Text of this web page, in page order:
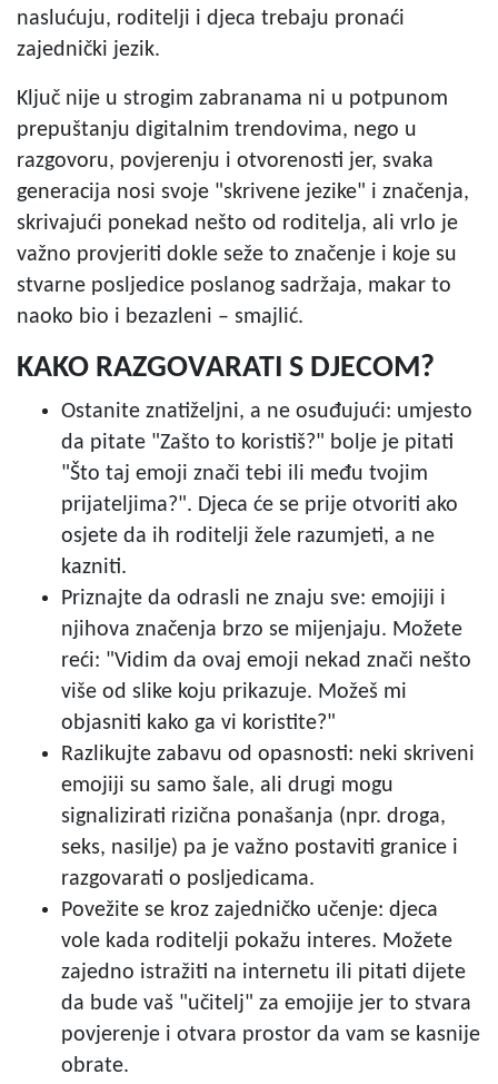
naslućuju, roditelji i djeca trebaju pronaći
zajednički jezik.
Ključ nije u strogim zabranama ni u potpunom
prepuštanju digitalnim trendovima, nego u
razgovoru, povjerenju i otvorenosti jer, svaka
generacija nosi svoje "skrivene jezike" i značenja,
skrivajući ponekad nešto od roditelja, ali vrlo je
važno provjeriti dokle seže to značenje i koje su
stvarne posljedice poslanog sadržaja, makar to
naoko bio i bezazleni – smajlić.
KAKO RAZGOVARATI S DJECOM?
Ostanite znatiželjni, a ne osuđujući: umjesto
da pitate "Zašto to koristiš?" bolje je pitati
"Što taj emoji znači tebi ili među tvojim
prijateljima?". Djeca će se prije otvoriti ako
osjete da ih roditelji žele razumjeti, a ne
kazniti.
Priznajte da odrasli ne znaju sve: emojiji i
njihova značenja brzo se mijenjaju. Možete
reći: "Vidim da ovaj emoji nekad znači nešto
više od slike koju prikazuje. Možeš mi
objasniti kako ga vi koristite?"
Razlikujte zabavu od opasnosti: neki skriveni
emojiji su samo šale, ali drugi mogu
signalizirati rizična ponašanja (npr. droga,
seks, nasilje) pa je važno postaviti granice i
razgovarati o posljedicama.
Povežite se kroz zajedničko učenje: djeca
vole kada roditelji pokažu interes. Možete
zajedno istražiti na internetu ili pitati dijete
da bude vaš "učitelj" za emojije jer to stvara
povjerenje i otvara prostor da vam se kasnije
obrate.